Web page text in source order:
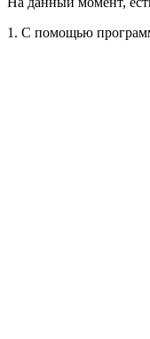
1. С помощью